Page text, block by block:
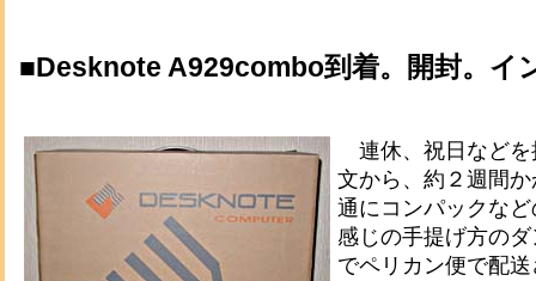
■Desknote A929combo到着。開封。イ
連休、祝日などを
文から、約２週間
通にコンパックな
感じの手提げ方の
でペリカン便で配